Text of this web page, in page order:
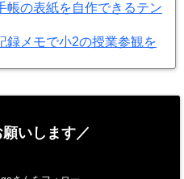
帳の表紙を自作できるテン
録メモで小2の授業参観を
いします／